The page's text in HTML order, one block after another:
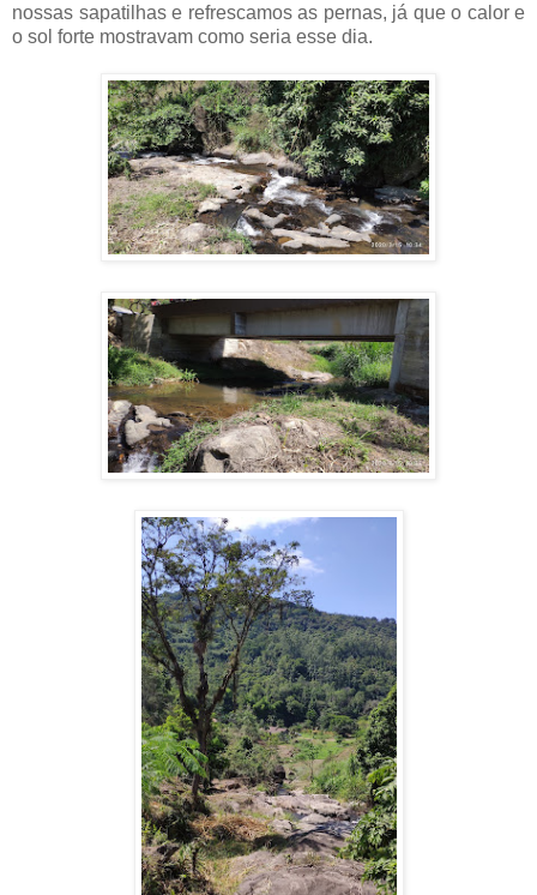
nossas sapatilhas e refrescamos as pernas, já que o calor e
o sol forte mostravam como seria esse dia.